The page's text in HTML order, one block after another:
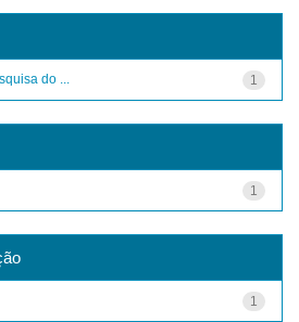
1
do ...
1
1